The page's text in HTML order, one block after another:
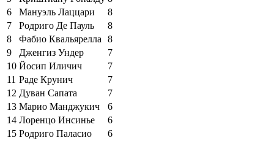
6
Мануэль Лаццари
8
7
Родриго Де Пауль
8
8
Фабио Квальярелла
8
9
Дженгиз Ундер
7
10 Йосип Иличич
7
11 Раде Крунич
7
12 Дуван Сапата
7
13 Марио Манджукич
6
14 Лоренцо Инсинье
6
15 Родриго Паласио 6